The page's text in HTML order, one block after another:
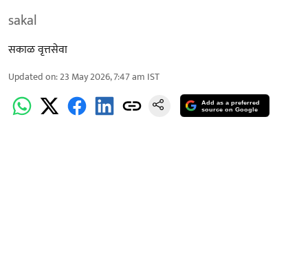
sakal
सकाळ वृत्तसेवा
Updated on:23 May 2026, 7:47 am IST
Add as a preferred
source on Google